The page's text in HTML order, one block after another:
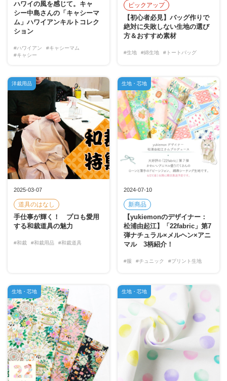
ハワイの風を感じて。キャ
シー中島さんの「キャシーマ
ム」ハワイアンキルトコレク
ション
#ハワイアン
#キャシーマム
#キャシー
ピックアップ
【初心者必見】バッグ作りで
絶対に失敗しない生地の選び
方＆おすすめ素材
#生地 #綿生地 #トートバッグ
2025-03-07
道具のはなし
手仕事が輝く！ プロも愛用
する和裁道具の魅力
#和裁 #和裁用品 #和裁道具
洋裁用品
2024-07-10
新商品
【yukiemonのデザイナー：
松浦由起江】「22fabric」第7
弾ナチュラル×メルヘン×アニ
マル 3柄紹介！
#服 #チュニック #プリント生地
生地・芯地
生地・芯地 生地・芯地